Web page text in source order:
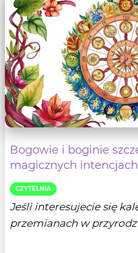
Bogowie i boginie
magicznych intencjach
CZYTELNIA
Jeśli interesujecie się
przemianach w